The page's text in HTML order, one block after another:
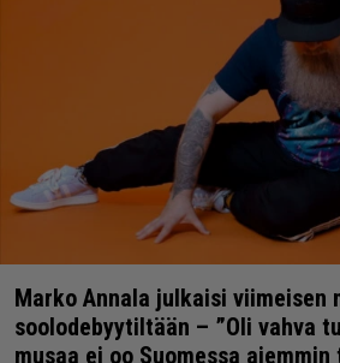
Marko Annala julkaisi viimeisen
soolodebyytiltään – ”Oli vahva
musaa ei oo Suomessa aiemmin